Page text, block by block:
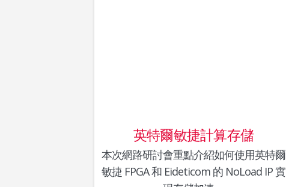
英特爾敏捷計算存儲
本次網路研討會重點介紹如何使用英特爾
敏捷 FPGA 和 Eideticom 的 NoLoad IP 實